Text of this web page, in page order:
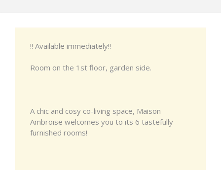
!! Available immediately!!
Room on the 1st floor, garden side.
A chic and cosy co-living space, Maison
Ambroise welcomes you to its 6 tastefully
furnished rooms!